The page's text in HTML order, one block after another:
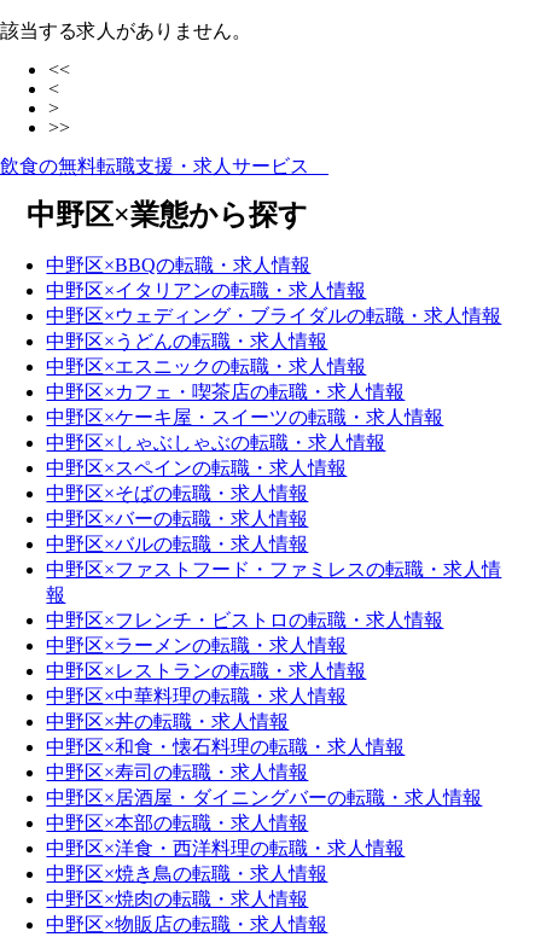
該当する求人がありません。
<<
<
>
>>
飲食の無料転職支援・求人サービス
中野区×業態から探す
中野区×BBQの転職・求人情報
中野区×イタリアンの転職・求人情報
中野区×ウェディング・ブライダルの転職・求人情報
中野区×うどんの転職・求人情報
中野区×エスニックの転職・求人情報
中野区×カフェ・喫茶店の転職・求人情報
中野区×ケーキ屋・スイーツの転職・求人情報
中野区×しゃぶしゃぶの転職・求人情報
中野区×スペインの転職・求人情報
中野区×そばの転職・求人情報
中野区×バーの転職・求人情報
中野区×バルの転職・求人情報
中野区×ファストフード・ファミレスの転職・求人情
報
中野区×フレンチ・ビストロの転職・求人情報
中野区×ラーメンの転職・求人情報
中野区×レストランの転職・求人情報
中野区×中華料理の転職・求人情報
中野区×丼の転職・求人情報
中野区×和食・懐石料理の転職・求人情報
中野区×寿司の転職・求人情報
中野区×居酒屋・ダイニングバーの転職・求人情報
中野区×本部の転職・求人情報
中野区×洋食・西洋料理の転職・求人情報
中野区×焼き鳥の転職・求人情報
中野区×焼肉の転職・求人情報
中野区×物販店の転職・求人情報